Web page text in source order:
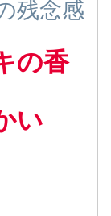
残念感
の香
い